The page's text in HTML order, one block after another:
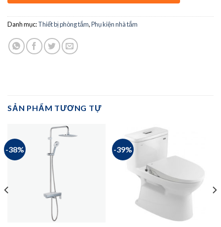
Danh mục:Thiết bị phòng tắm,Phụ kiện nhà tắm
SẢN PHẨM TƯƠNG TỰ
-38% -39%